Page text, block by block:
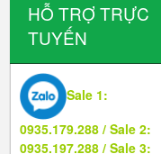
HỖ TRỢ TRỰC
TUYẾN
Sale 1:
0935.179.288 / Sale 2:
0935.197.288 / Sale 3: